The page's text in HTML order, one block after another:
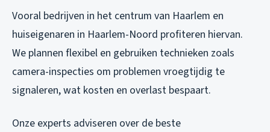
Vooral bedrijven in het centrum van Haarlem en
huiseigenaren in Haarlem-Noord profiteren hiervan.
We plannen flexibel en gebruiken technieken zoals
camera-inspecties om problemen vroegtijdig te
signaleren, wat kosten en overlast bespaart.
Onze experts adviseren over de beste